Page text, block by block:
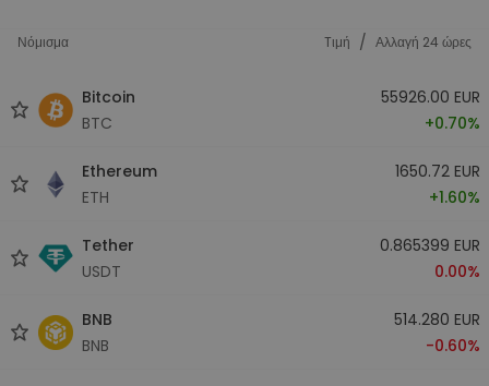
Νόμισμα Tιμή / Αλλαγή 24 ώρες
Bitcoin
BTC
55926.00 EUR
+0.70%
Ethereum
ETH
1650.72 EUR
+1.60%
Tether
USDT
0.865399 EUR
0.00%
BNB
BNB
514.280 EUR
-0.60%